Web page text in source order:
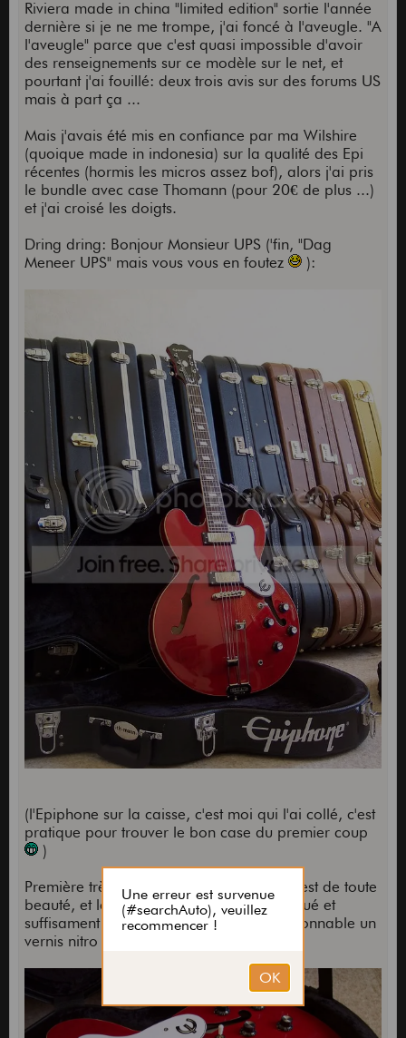
Riviera made in china "limited edition" sortie l'année
dernière si je ne me trompe, j'ai foncé à l'aveugle. "A
l'aveugle" parce que c'est quasi impossible d'avoir
des renseignements sur ce modèle sur le net, et
pourtant j'ai fouillé: deux trois avis sur des forums US
mais à part ça ...
Mais j'avais été mis en confiance par ma Wilshire
(quoique made in indonesia) sur la qualité des Epi
récentes (hormis les micros assez bof), alors j'ai pris
le bundle avec case Thomann (pour 20€ de plus ...)
et j'ai croisé les doigts.
Dring dring: Bonjour Monsieur UPS ('fin, "Dag
Meneer UPS" mais vous vous en foutez
):
(l'Epiphone sur la caisse, c'est moi qui l'ai collé, c'est
pratique pour trouver le bon case du premier coup
)
Première très agréable surprise: la table est de toute
beauté, et le vernis poly est si bien appliqué et
suffisament fin qu'il évoque de façon raisonnable un
vernis nitro - cool.